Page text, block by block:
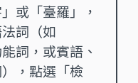
或「臺羅」，
詞（如
詞，或賓語、
，點選「檢